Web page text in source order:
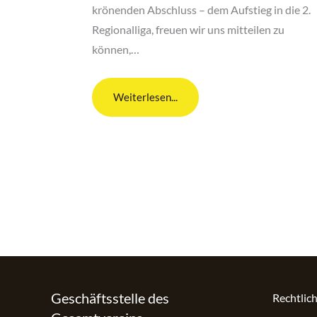
krönenden Abschluss – dem Aufstieg in die 2.
Regionalliga, freuen wir uns mitteilen zu
können,…
Weiterlesen...
Geschäftsstelle des